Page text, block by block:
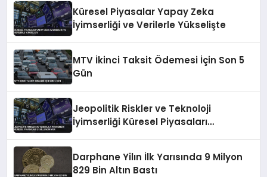
Küresel Piyasalar Yapay Zeka
İyimserliği ve Verilerle Yükselişte
MTV İkinci Taksit Ödemesi İçin Son 5
Gün
Jeopolitik Riskler ve Teknoloji
İyimserliği Küresel Piyasaları
Darphane Yilın İlk Yarısında 9 Milyon
829 Bin Altın Bastı